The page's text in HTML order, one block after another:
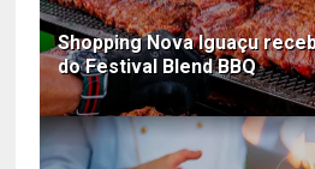
Shopping Nova Iguaçu
do Festival Blend BBQ